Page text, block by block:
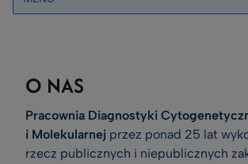
O NAS
Pracownia Diagnostyki
i Molekularnej przez ponad 25 lat
rzecz publicznych i niepublicznych